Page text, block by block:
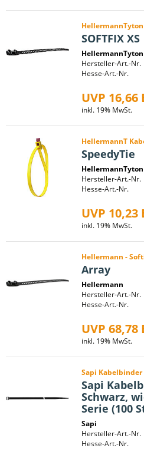
HellermannTyton
SOFTFIX XS
HellermannTyton
Hersteller-Art.-Nr.
Hesse-Art.-Nr.
UVP 16,66
inkl. 19% MwSt.
HellermannT
SpeedyTie
HellermannTyton
Hersteller-Art.-Nr.
Hesse-Art.-Nr.
UVP 10,23
inkl. 19% MwSt.
Hellermann -
Array
Hellermann
Hersteller-Art.-Nr.
Hesse-Art.-Nr.
UVP 68,78
inkl. 19% MwSt.
Sapi Kabelbinder
Sapi
Schwarz,
Serie (100
Sapi
Hersteller-Art.-Nr.
Hesse-Art.-Nr.